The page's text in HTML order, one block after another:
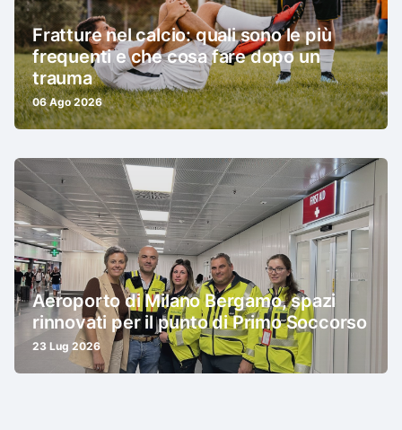
Fratture nel calcio: quali sono le più
frequenti e che cosa fare dopo un
trauma
06 Ago 2026
Aeroporto di Milano Bergamo, spazi
rinnovati per il punto di Primo Soccorso
23 Lug 2026